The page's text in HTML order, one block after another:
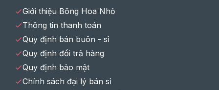
Giới thiệu Bông Hoa Nhỏ
Thông tin thanh toán
Quy định bán buôn - sỉ
Quy định đổi trả hàng
Quy định bảo mật
Chính sách đại lý bán sỉ